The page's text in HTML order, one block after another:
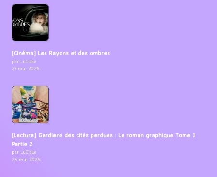
[Cinéma] Les Rayons et des ombres
par LuCioLe
27 mai 2026
[Lecture] Gardiens des cités perdues : Le roman graphique Tome 1
Partie 2
par LuCioLe
25 mai 2026